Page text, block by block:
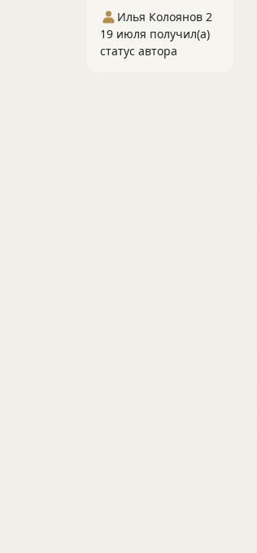
Илья Колоянов 2
19 июля получил(а)
статус автора